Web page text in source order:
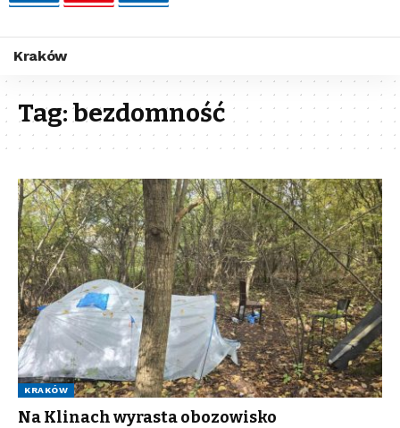
Kraków
Tag:bezdomność
KRAKÓW
Na Klinach wyrasta obozowisko